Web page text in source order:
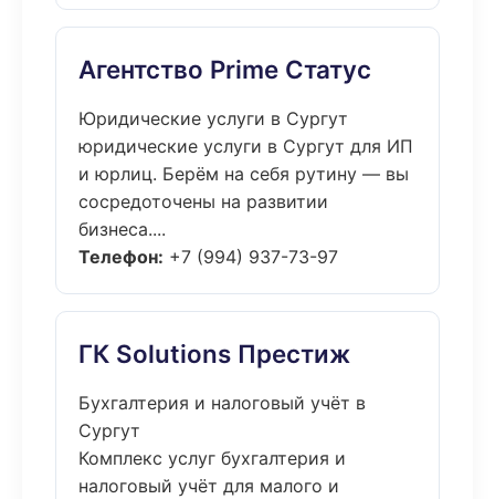
Агентство Prime Статус
Юридические услуги в Сургут
юридические услуги в Сургут для ИП
и юрлиц. Берём на себя рутину — вы
сосредоточены на развитии
бизнеса....
Телефон: +7 (994) 937-73-97
ГК Solutions Престиж
Бухгалтерия и налоговый учёт в
Сургут
Комплекс услуг бухгалтерия и
налоговый учёт для малого и